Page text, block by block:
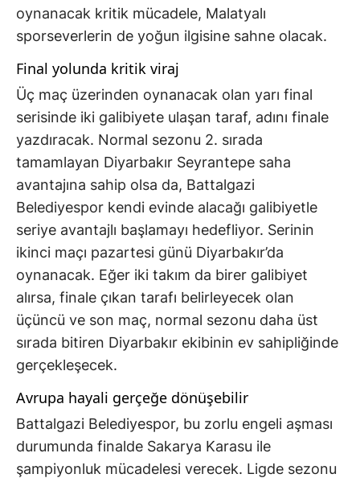
oynanacak kritik mücadele, Malatyalı
sporseverlerin de yoğun ilgisine sahne olacak.
Final yolunda kritik viraj
Üç maç üzerinden oynanacak olan yarı final
serisinde iki galibiyete ulaşan taraf, adını finale
yazdıracak. Normal sezonu 2. sırada
tamamlayan Diyarbakır Seyrantepe saha
avantajına sahip olsa da, Battalgazi
Belediyespor kendi evinde alacağı galibiyetle
seriye avantajlı başlamayı hedefliyor. Serinin
ikinci maçı pazartesi günü Diyarbakır’da
oynanacak. Eğer iki takım da birer galibiyet
alırsa, finale çıkan tarafı belirleyecek olan
üçüncü ve son maç, normal sezonu daha üst
sırada bitiren Diyarbakır ekibinin ev sahipliğinde
gerçekleşecek.
Avrupa hayali gerçeğe dönüşebilir
Battalgazi Belediyespor, bu zorlu engeli aşması
durumunda finalde Sakarya Karasu ile
şampiyonluk mücadelesi verecek. Ligde sezonu